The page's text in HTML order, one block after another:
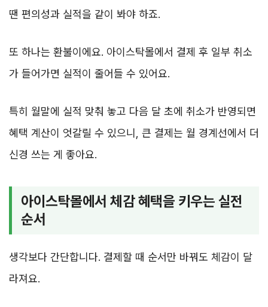
땐 편의성과 실적을 같이 봐야 하죠.
또 하나는 환불이에요. 아이스탁몰에서 결제 후 일부 취소
가 들어가면 실적이 줄어들 수 있어요.
특히 월말에 실적 맞춰 놓고 다음 달 초에 취소가 반영되면
혜택 계산이 엇갈릴 수 있으니, 큰 결제는 월 경계선에서 더
신경 쓰는 게 좋아요.
아이스탁몰에서 체감 혜택을 키우는 실전
순서
생각보다 간단합니다. 결제할 때 순서만 바꿔도 체감이 달
라져요.